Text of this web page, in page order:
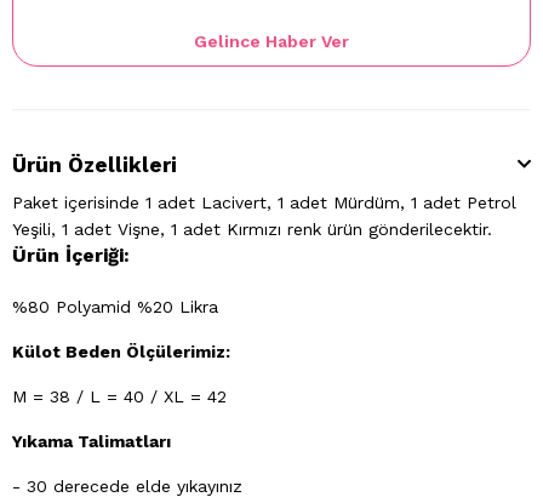
Gelince Haber Ver
Ürün Özellikleri
Paket içerisinde 1 adet Lacivert, 1 adet Mürdüm, 1 adet Petrol
Yeşili, 1 adet Vişne, 1 adet Kırmızı renk ürün gönderilecektir.
Ürün İçeriği:
%80 Polyamid %20 Likra
Külot Beden Ölçülerimiz:
M = 38 / L = 40 / XL = 42
Yıkama Talimatları
- 30 derecede elde yıkayınız